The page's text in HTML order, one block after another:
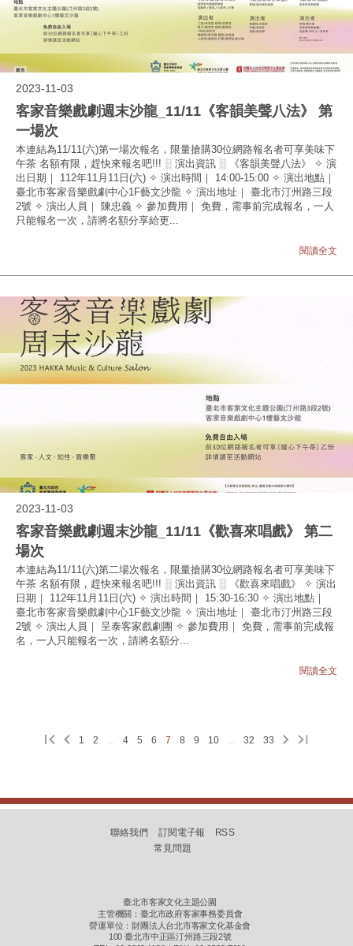
2023-11-03
客家音樂戲劇週末沙龍_11/11《客韻美聲八法》 第
一場次
本連結為11/11(六)第一場次報名，限量搶購30位網路報名者可享美味下
午茶 名額有限，趕快來報名吧!!! ░ 演出資訊 ░ 《客韻美聲八法》 ✧ 演
出日期｜ 112年11月11日(六) ✧ 演出時間｜ 14:00-15:00 ✧ 演出地點｜
臺北市客家音樂戲劇中心1F藝文沙龍 ✧ 演出地址｜ 臺北市汀州路三段
2號 ✧ 演出人員｜ 陳忠義 ✧ 參加費用｜ 免費，需事前完成報名，一人
只能報名一次，請將名額分享給更...
閱讀全文
2023-11-03
客家音樂戲劇週末沙龍_11/11《歡喜來唱戲》 第二
場次
本連結為11/11(六)第二場次報名，限量搶購30位網路報名者可享美味下
午茶 名額有限，趕快來報名吧!!! ░ 演出資訊 ░ 《歡喜來唱戲》 ✧ 演出
日期｜ 112年11月11日(六) ✧ 演出時間｜ 15:30-16:30 ✧ 演出地點｜
臺北市客家音樂戲劇中心1F藝文沙龍 ✧ 演出地址｜ 臺北市汀州路三段
2號 ✧ 演出人員｜ 呈泰客家戲劇團 ✧ 參加費用｜ 免費，需事前完成報
名，一人只能報名一次，請將名額分...
閱讀全文
1 2 4 5 6 7 8 9 10 32 33
聯絡我們 訂閱電子報
RSS
常見問題
臺北市客家文化主題公園
主管機關：臺北市政府客家事務委員會
營運單位：財團法人台北市客家文化基金會
100 臺北市中正區汀州路三段2號